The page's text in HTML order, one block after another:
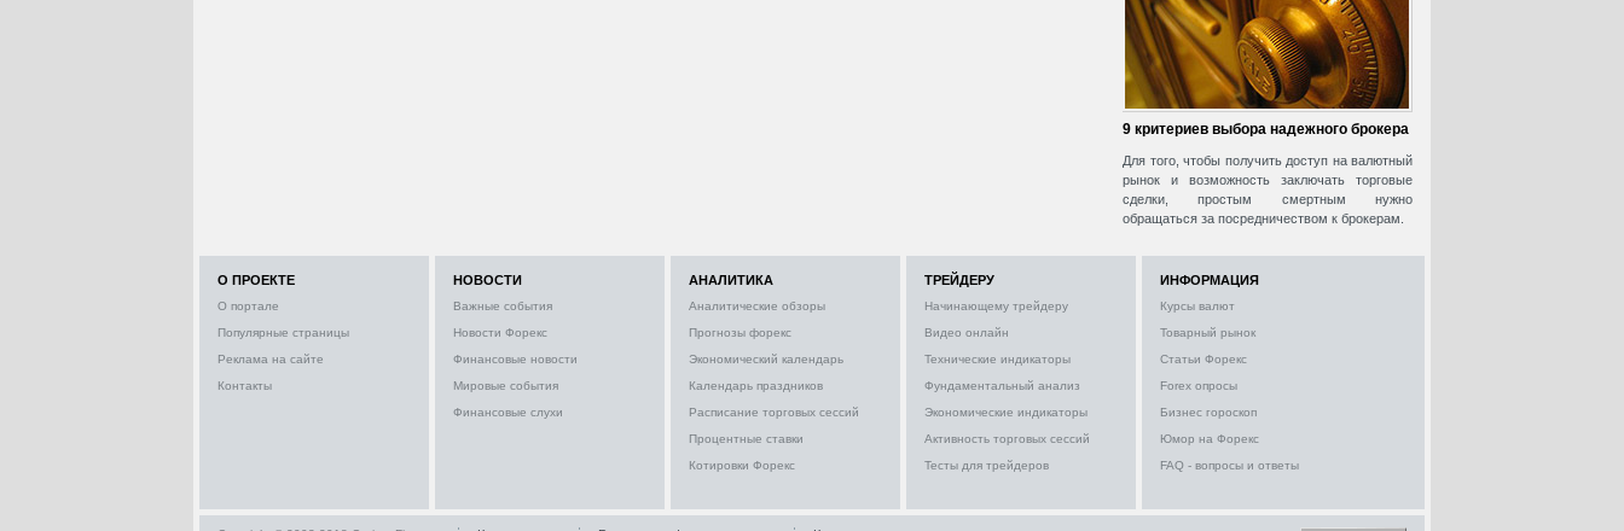
9 критериев выбора надежного брокера
Для того, чтобы получить доступ на валютный
рынок и возможность заключать торговые
сделки, простым смертным нужно
обращаться за посредничеством к брокерам.
О ПРОЕКТЕ
О портале
Популярные страницы
Реклама на сайте
Контакты
НОВОСТИ
Важные события
Новости Форекс
Финансовые новости
Мировые события
Финансовые слухи
АНАЛИТИКА
Аналитические обзоры
Прогнозы форекс
Экономический календарь
Календарь праздников
Расписание торговых сессий
Процентные ставки
Котировки Форекс
ТРЕЙДЕРУ
Начинающему трейдеру
Видео онлайн
Технические индикаторы
Фундаментальный анализ
Экономические индикаторы
Активность торговых сессий
Тесты для трейдеров
ИНФОРМАЦИЯ
Курсы валют
Товарный рынок
Статьи Форекс
Forex опросы
Бизнес гороскоп
Юмор на Форекс
FAQ - вопросы и ответы